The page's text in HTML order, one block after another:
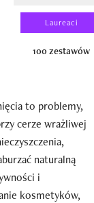
Laureaci
100 zestawów
to problemy,
cerze wrażliwej
naturalną
i
kosmetyków,